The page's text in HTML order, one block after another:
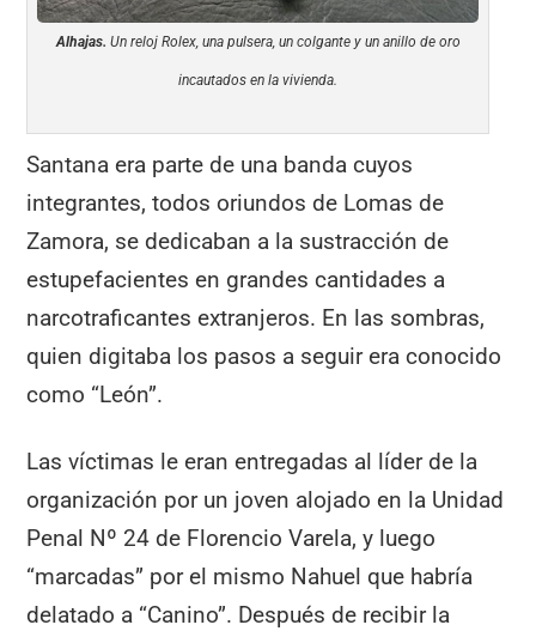
Alhajas. Un reloj Rolex, una pulsera, un colgante y un anillo de oro
incautados en la vivienda.
Santana era parte de una banda cuyos
integrantes, todos oriundos de Lomas de
Zamora, se dedicaban a la sustracción de
estupefacientes en grandes cantidades a
narcotraficantes extranjeros. En las sombras,
quien digitaba los pasos a seguir era conocido
como “León”.
Las víctimas le eran entregadas al líder de la
organización por un joven alojado en la Unidad
Penal Nº 24 de Florencio Varela, y luego
“marcadas” por el mismo Nahuel que habría
delatado a “Canino”. Después de recibir la